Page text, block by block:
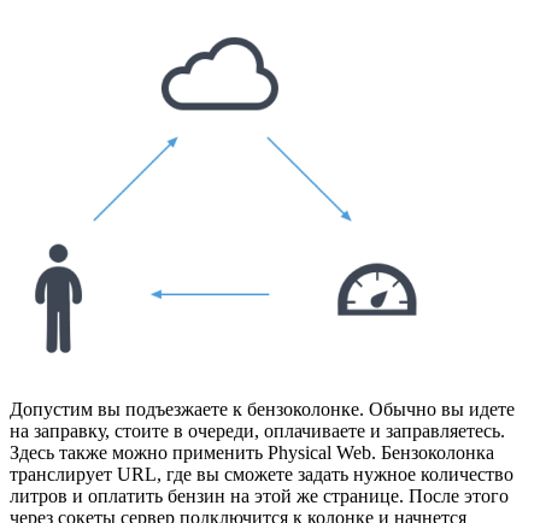
Допустим вы подъезжаете к бензоколонке. Обычно вы идете
на заправку, стоите в очереди, оплачиваете и заправляетесь.
Здесь также можно применить Physical Web. Бензоколонка
транслирует URL, где вы сможете задать нужное количество
литров и оплатить бензин на этой же странице. После этого
через сокеты сервер подключится к колонке и начнется